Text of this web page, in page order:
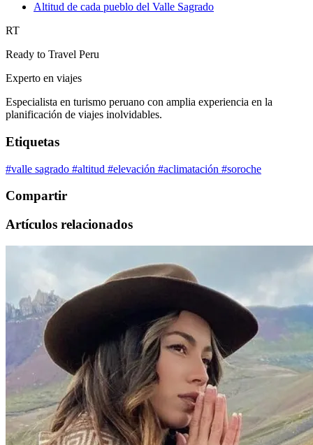
Altitud de cada pueblo del Valle Sagrado
RT
Ready to Travel Peru
Experto en viajes
Especialista en turismo peruano con amplia experiencia en la
planificación de viajes inolvidables.
Etiquetas
#valle sagrado #altitud #elevación #aclimatación #soroche
Compartir
Artículos relacionados